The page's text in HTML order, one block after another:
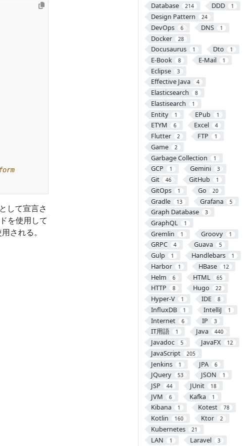
Database 214 DDD 1
Design Pattern 24
DevOps 6 DNS 1
Docker 28
Docusaurus 1 Dto 1
E-Book 8 E-Mail 1
Eclipse 3
Effective Java 4
Elasticsearch 8
Elastisearch 1
Entity 1 EPub 1
ETYM 6 Excel 4
Flutter 2 FTP 1
Game 2
Garbage Collection 1
GCP 1 Gemini 3
Git 46 GitHub 1
GitOps 1 Go 20
Gradle 13 Grafana 5
Graph Database 3
GraphQL 1
Gremlin 1 Groovy 1
GRPC 4 Guava 5
Gulp 1 Handlebars 1
Harbor 1 HBase 12
Helm 6 HTML 65
HTTP 8 Hugo 22
Hyper-V 1 IDE 8
InfluxDB 1 IntelliJ 1
Internet 6 IP 3
IT用語 1 Java 440
Javadoc 5 JavaFX 12
JavaScript 205
Jenkins 1 JPA 6
JQuery 53 JSON 1
JSP 44 JUnit 18
JVM 6 Kafka 1
Kibana 1 Kotest 78
Kotlin 160 Ktor 2
Kubernetes 21
LAN 1 Laravel 3
として宣言さ
を使用して
される。